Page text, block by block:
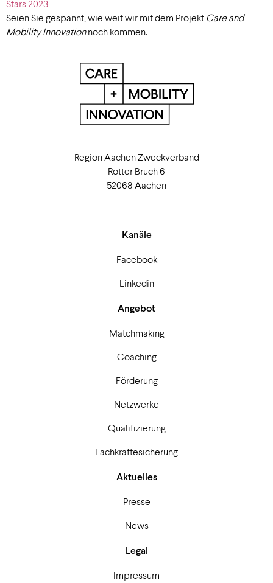
Stars 2023
Seien Sie gespannt, wie weit wir mit dem Projekt Care and
Mobility Innovationnoch kommen.
Region Aachen Zweckverband
Rotter Bruch 6
52068 Aachen
Kanäle
Facebook
Linkedin
Angebot
Matchmaking
Coaching
Förderung
Netzwerke
Qualifizierung
Fachkräftesicherung
Aktuelles
Presse
News
Legal
Impressum